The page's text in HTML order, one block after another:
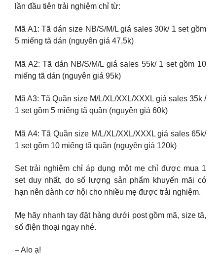
lần đầu tiên trải nghiệm chỉ từ:
Mã A1: Tã dán size NB/S/M/L giá sales 30k/ 1 set gồm
5 miếng tã dán (nguyên giá 47,5k)
Mã A2: Tã dán NB/S/M/L giá sales 55k/ 1 set gồm 10
miếng tã dán (nguyên giá 95k)
Mã A3: Tã Quần size M/L/XL/XXL/XXXL giá sales 35k /
1 set gồm 5 miếng tã quần (nguyên giá 60k)
Mã A4: Tã Quần size M/L/XL/XXL/XXXL giá sales 65k/
1 set gồm 10 miếng tã quần (nguyên giá 120k)
Set trải nghiệm chỉ áp dụng một mẹ chỉ được mua 1
set duy nhất, do số lượng sản phẩm khuyến mãi có
hạn nên dành cơ hội cho nhiều mẹ được trải nghiệm.
Mẹ hãy nhanh tay đặt hàng dưới post gồm mã, size tã,
số điện thoại ngay nhé.
– Alo ạ!